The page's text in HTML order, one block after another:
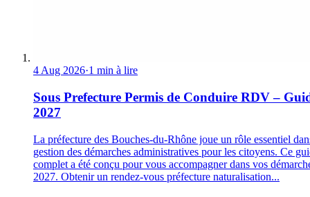
4 Aug 2026·1 min à lire
Sous Prefecture Permis de Conduire RDV –
2027
La préfecture des Bouches-du-Rhône joue un rôle essentiel
gestion des démarches administratives pour les citoyens. Ce
complet a été conçu pour vous accompagner dans vos
2027. Obtenir un rendez-vous préfecture naturalisation...